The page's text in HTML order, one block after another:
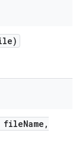
fileName ,